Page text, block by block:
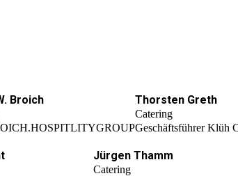
Broich Thorsten Greth
Catering
Geschäftsführer Klüh
Jürgen Thamm
Catering